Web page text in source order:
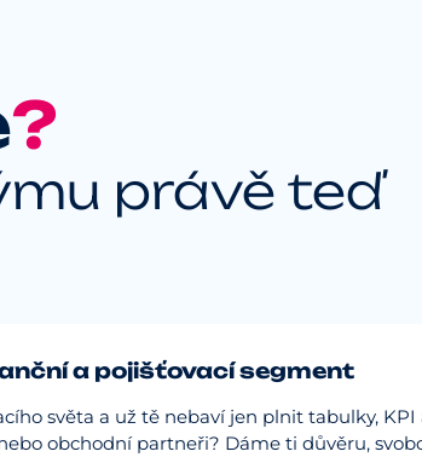
?
právě teď
a pojišťovací segment
světa a už tě nebaví jen plnit tabulky,
obchodní partneři? Dáme ti důvěru,